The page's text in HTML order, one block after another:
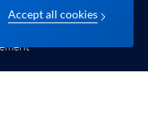
Accept all cookies